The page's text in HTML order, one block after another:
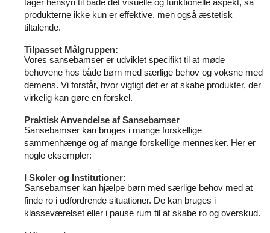
tager hensyn til både det visuelle og funktionelle aspekt, så
produkterne ikke kun er effektive, men også æstetisk
tiltalende.
Tilpasset Målgruppen:
Vores sansebamser er udviklet specifikt til at møde
behovene hos både børn med særlige behov og voksne med
demens. Vi forstår, hvor vigtigt det er at skabe produkter, der
virkelig kan gøre en forskel.
Praktisk Anvendelse af Sansebamser
Sansebamser kan bruges i mange forskellige
sammenhænge og af mange forskellige mennesker. Her er
nogle eksempler:
I Skoler og Institutioner:
Sansebamser kan hjælpe børn med særlige behov med at
finde ro i udfordrende situationer. De kan bruges i
klasseværelset eller i pause rum til at skabe ro og overskud.